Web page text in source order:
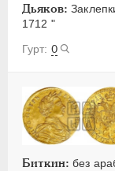
Дьяков:
1712 "
0
Биткин: без